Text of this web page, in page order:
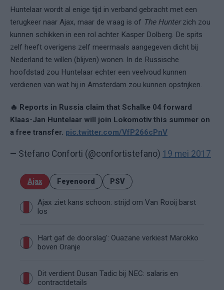
Huntelaar wordt al enige tijd in verband gebracht met een
terugkeer naar Ajax, maar de vraag is of The Hunterzich zou
kunnen schikken in een rol achter Kasper Dolberg. De spits
zelf heeft overigens zelf meermaals aangegeven dicht bij
Nederland te willen (blijven) wonen. In de Russische
hoofdstad zou Huntelaar echter een veelvoud kunnen
verdienen van wat hij in Amsterdam zou kunnen opstrijken.
🔥 Reports in Russia claim that Schalke 04 forward
Klaas-Jan Huntelaar will join Lokomotiv this summer on
a free transfer. pic.twitter.com/VfP266cPnV
— Stefano Conforti (@confortistefano) 19 mei 2017
Ajax Feyenoord PSV
Ajax ziet kans schoon: strijd om Van Rooij barst
los
Hart gaf de doorslag': Ouazane verkiest Marokko
boven Oranje
Dit verdient Dusan Tadic bij NEC: salaris en
contractdetails